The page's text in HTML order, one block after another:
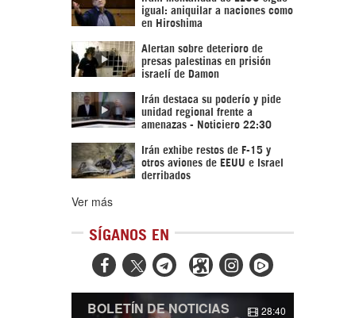
igual: aniquilar a naciones como
en Hiroshima
Alertan sobre deterioro de
presas palestinas en prisión
israelí de Damon
Irán destaca su poderío y pide
unidad regional frente a
amenazas - Noticiero 22:30
Irán exhibe restos de F-15 y
otros aviones de EEUU e Israel
derribados
Ver más
SÍGANOS EN
  
BOLETÍN DE NOTICIAS 28:40